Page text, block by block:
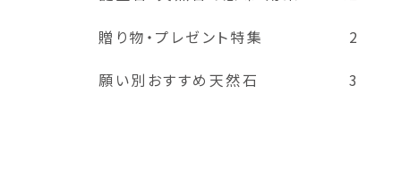
贈り物・プレゼント特集
2
願い別おすすめ天然石
3